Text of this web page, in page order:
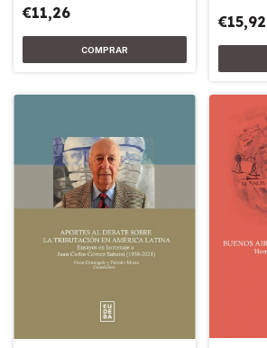
€11,26
€15,92